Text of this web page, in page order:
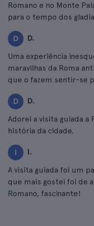
Romano e no Monte
para o tempo dos
D D.
Uma experiência
maravilhas da Roma
que o fazem sentir-se
D D.
Adorei a visita guiada
história da cidade.
I I.
A visita guiada foi um
que mais gostei foi de
Romano, fascinante!